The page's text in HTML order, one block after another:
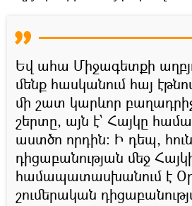
Եվ ահա Միջագետքի
մենք հասկանում հայ
մի շատ կարևոր
շերտը, այն է՝ Հայկը
աստծո որդին։ Ի դեպ,
դիցաբանության մեջ
համապատասխանում է
շումերական